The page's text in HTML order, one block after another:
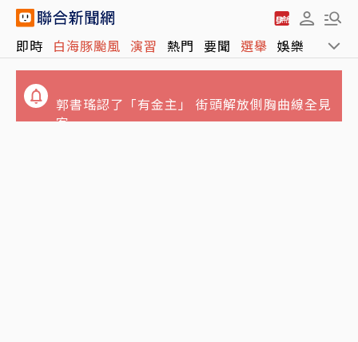
即時 白海豚颱風 演習 熱門 要聞 選舉 娛樂 運動
客
買愛馬仕 李建成送北檢畫面曝光